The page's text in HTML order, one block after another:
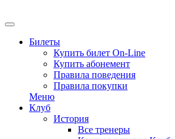
Билеты
Купить билет On-Line
Купить абонемент
Правила поведения
Правила покупки
Меню
Клуб
История
Все тренеры